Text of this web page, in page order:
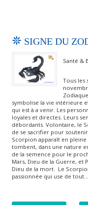
SIGNE DU
Santé &
Tous les
symbolise la vie intérieure
qui est à a venir. Les
loyales et directes. Leurs
débordants. Volontaire, le
de se sacrifier pour
Scorpion apparaît en
tombent, dans une nature
de la semence pour le
Mars, Dieu de la Guerre, et
Dieu de la mort. Le
passionnée qui use de tout…